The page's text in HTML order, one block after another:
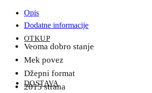
OTKUP
DOSTAVA
Opis
Dodatne informacije
Veoma dobro stanje
Mek povez
Džepni format
2015 strana